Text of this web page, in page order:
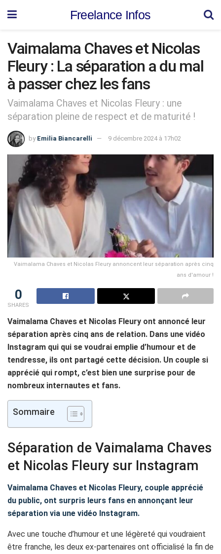
Freelance Infos
Vaimalama Chaves et Nicolas
Fleury : La séparation a du mal
à passer chez les fans
Vaimalama Chaves et Nicolas Fleury : une
séparation pleine de respect et de maturité !
by Emilia Biancarelli 9 décembre 2024 à 17h02
Vaimalama Chaves et Nicolas Fleury annoncent leur séparation après cinq
ans d'amour !
0
SHARES
Vaimalama Chaves et Nicolas Fleury ont annoncé leur
séparation après cinq ans de relation. Dans une vidéo
Instagram qui qui se voudrai emplie d’humour et de
tendresse, ils ont partagé cette décision. Un couple si
apprécié qui rompt, c’est bien une surprise pour de
nombreux internautes et fans.
Sommaire
Séparation de Vaimalama Chaves
et Nicolas Fleury sur Instagram
Vaimalama Chaves et Nicolas Fleury, couple apprécié
du public, ont surpris leurs fans en annonçant leur
séparation via une vidéo Instagram.
Avec une touche d’humour et une légèreté qui voudraient
être franche, les deux ex-partenaires ont officialisé la fin de